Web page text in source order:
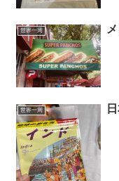
世界一周
世界一周